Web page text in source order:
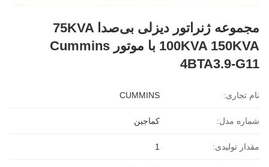
مجموعه ژنراتور دیزلی بی‌صدا 75KVA
100KVA 150KVA با موتور Cummins
4BTA3.9-G11
نام تجاری: CUMMINS
شماره مدل: کماجین
مقدار تولیدی: 1